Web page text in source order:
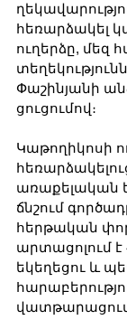
հեռարձակել
ուղերձը, մեզ
Փաշինյանի
ցուցումով։
Կաթողիկոսի
առաքելական
ճնշում
հերթական
արտացոլում
եկեղեցու և